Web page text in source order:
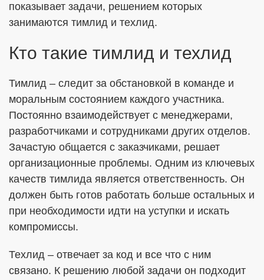
показывает задачи, решением которых
занимаются тимлид и техлид.
Кто такие тимлид и техлид
Тимлид – следит за обстановкой в команде и
моральным состоянием каждого участника.
Постоянно взаимодействует с менеджерами,
разработчиками и сотрудниками других отделов.
Зачастую общается с заказчиками, решает
организационные проблемы. Одним из ключевых
качеств тимлида является ответственность. Он
должен быть готов работать больше остальных и
при необходимости идти на уступки и искать
компромиссы.
Техлид – отвечает за код и все что с ним
связано. К решению любой задачи он подходит